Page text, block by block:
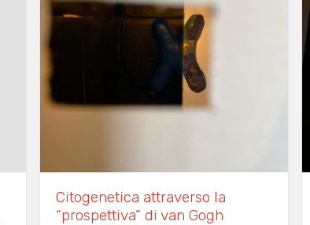
Citogenetica attraverso la
“prospettiva” di van Gogh